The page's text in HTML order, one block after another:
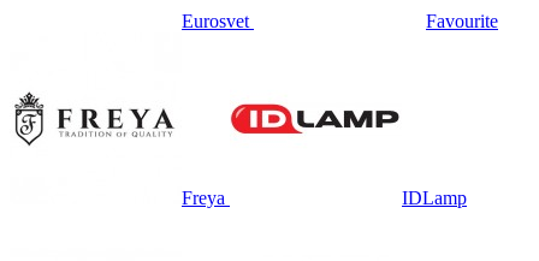
Eurosvet Favourite
Freya IDLamp